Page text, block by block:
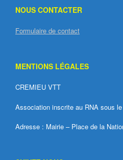
NOUS CONTACTER
Formulaire de contact
MENTIONS LÉGALES
CREMIEU VTT
Association inscrite au RNA sous
Adresse : Mairie – Place de la